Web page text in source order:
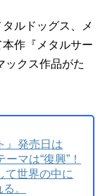
ルドッグス、メ
作『メタルサー
ックス作品がた
』発売日は
マは“復興”！
て世界の中に
。